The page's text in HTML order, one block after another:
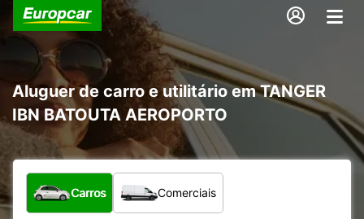
Aluguer de carro e utilitário em TANGER
IBN BATOUTA AEROPORTO
Que tipo de veículo pretende?
Carros Comerciais